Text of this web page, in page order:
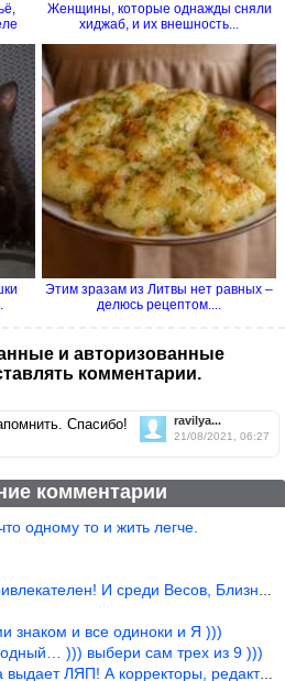
Женщины, которые однажды сняли
хиджаб, и их внешность...
Этим зразам из Литвы нет равных –
делюсь рецептом....
и авторизованные
комментарии.
ravilya...
21/08/2021, 06:27
Спасибо!
комментарии
одному то и жить легче.
И среди Весов, Близнецов встреч
знаком и все одиноки и Я )))
))) выбери сам трех из 9 )))
ЛЯП! А корректоры, редакторы пропус